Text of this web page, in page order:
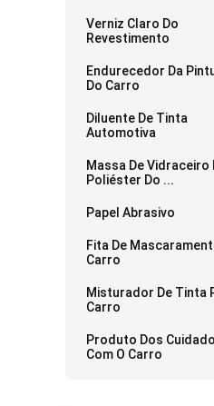
Verniz Claro Do
Revestimento
Endurecedor Da
Do Carro
Diluente De Tinta
Automotiva
Massa De Vidraceiro
Poliéster Do ...
Papel Abrasivo
Fita De
Carro
Misturador De Tinta
Carro
Produto Dos
Com O Carro